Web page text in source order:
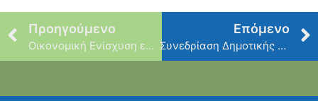
Προηγούμενο
Οικονομική Ενίσχυση ευάλωτων κατοίκων του Δήμου μας – Χριστούγεννα 2024
Επόμενο
Συνεδρίαση Δημοτικής Επιτροπής – Τετάρτη 13 Νοεμβρίου